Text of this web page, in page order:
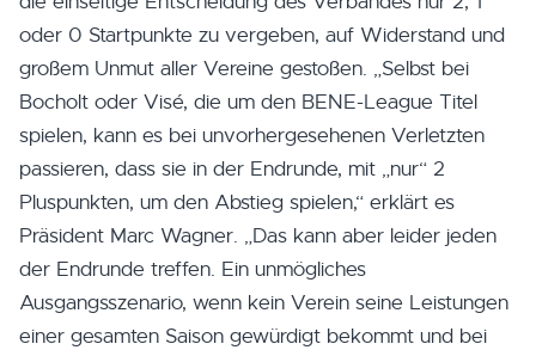
oder 0 Startpunkte zu vergeben, auf Widerstand und
großem Unmut aller Vereine gestoßen. „Selbst bei
Bocholt oder Visé, die um den BENE-League Titel
spielen, kann es bei unvorhergesehenen Verletzten
passieren, dass sie in der Endrunde, mit „nur“ 2
Pluspunkten, um den Abstieg spielen,“ erklärt es
Präsident Marc Wagner. „Das kann aber leider jeden
der Endrunde treffen. Ein unmögliches
Ausgangsszenario, wenn kein Verein seine Leistungen
einer gesamten Saison gewürdigt bekommt und bei